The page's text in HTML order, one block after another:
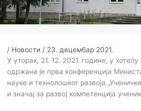
/ Новости / 23. децембар 2021.
У уторак, 21. 12. 2021. године, у
одржана је прва конференција
науке и технолошког развоја
и значај за развој компетенција